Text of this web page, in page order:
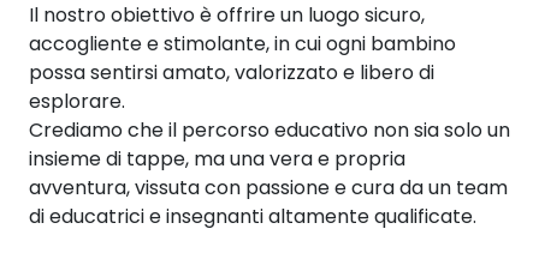
Il nostro obiettivo è offrire un luogo sicuro,
accogliente e stimolante, in cui ogni bambino
possa sentirsi amato, valorizzato e libero di
esplorare.
Crediamo che il percorso educativo non sia solo un
insieme di tappe, ma una vera e propria
avventura, vissuta con passione e cura da un team
di educatrici e insegnanti altamente qualificate.